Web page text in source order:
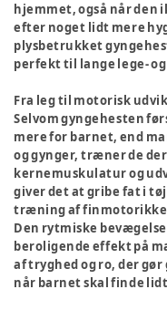
hjemmet, også når den
efter noget lidt mere
plysbetrukket
perfekt til lange lege-
Fra leg til motorisk
Selvom gyngehesten
mere for barnet, end
og gynger, træner de
kernemuskulatur og
giver det at gribe fat i
træning af
Den rytmiske
beroligende effekt på
af tryghed og ro, der
når barnet skal finde